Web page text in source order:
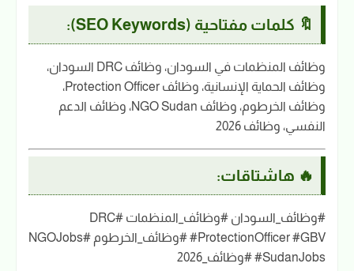
🔖 كلمات مفتاحية (SEO Keywords):
وظائف المنظمات في السودان، وظائف DRC السودان،
وظائف الحماية الإنسانية، وظائف Protection Officer،
وظائف الخرطوم، وظائف NGO Sudan، وظائف الدعم
النفسي، وظائف 2026
🔥 هاشتاقات:
#وظائف_السودان #وظائف_المنظمات #DRC
#ProtectionOfficer #GBV #وظائف_الخرطوم #NGOJobs
#SudanJobs #وظائف_2026